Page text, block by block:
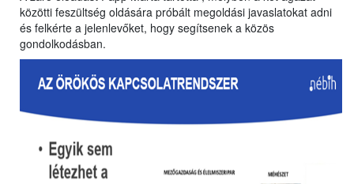
közötti feszültség oldására próbált megoldási javaslatokat adni
és felkérte a jelenlevőket, hogy segítsenek a közös
gondolkodásban.